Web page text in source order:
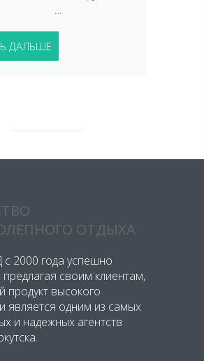
ДАЛЬШЕ
ОТДЫХА
2000 года успешно
предлагая своим клиентам,
продукт высокого
является одним из самых
и надежных агентств